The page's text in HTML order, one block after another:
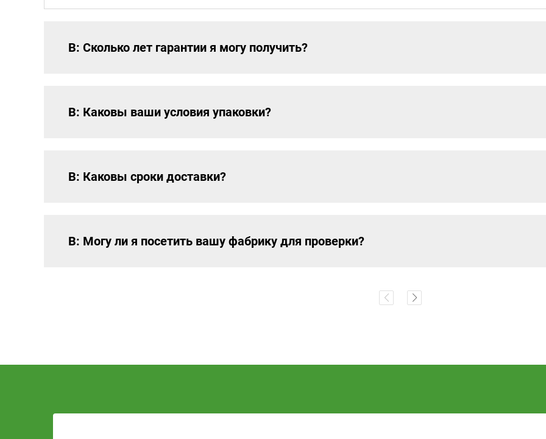
В: Сколько лет гарантии я могу получить?
В: Каковы ваши условия упаковки?
В: Каковы сроки доставки?
В: Могу ли я посетить вашу фабрику для проверки?